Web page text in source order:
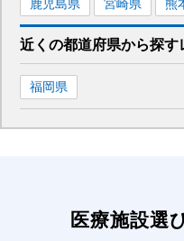
鹿児島県 宮崎県 熊
近くの都道府県から探す
福岡県
医療施設選